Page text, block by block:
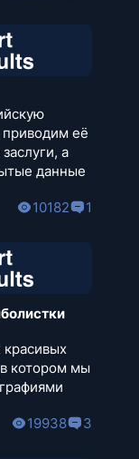
её
а
данные
10182 1
котором мы
19938 3